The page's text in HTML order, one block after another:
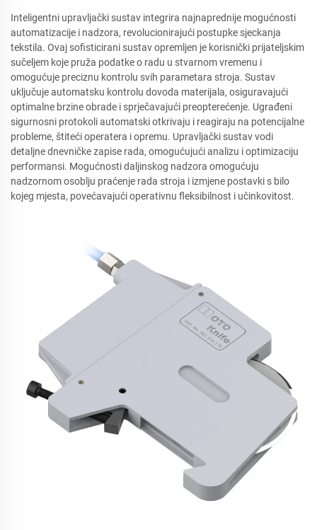
Inteligentni upravljački sustav integrira najnaprednije mogućnosti
automatizacije i nadzora, revolucionirajući postupke sjeckanja
tekstila. Ovaj sofisticirani sustav opremljen je korisnički prijateljskim
sučeljem koje pruža podatke o radu u stvarnom vremenu i
omogućuje preciznu kontrolu svih parametara stroja. Sustav
uključuje automatsku kontrolu dovoda materijala, osiguravajući
optimalne brzine obrade i sprječavajući preopterećenje. Ugrađeni
sigurnosni protokoli automatski otkrivaju i reagiraju na potencijalne
probleme, štiteći operatera i opremu. Upravljački sustav vodi
detaljne dnevničke zapise rada, omogućujući analizu i optimizaciju
performansi. Mogućnosti daljinskog nadzora omogućuju
nadzornom osoblju praćenje rada stroja i izmjene postavki s bilo
kojeg mjesta, povećavajući operativnu fleksibilnost i učinkovitost.